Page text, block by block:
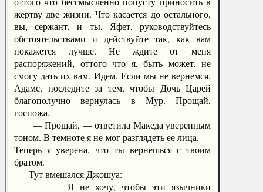
жертву две жизни. Что касается до остального,
вы, сержант, и ты, Яфет, руководствуйтесь
обстоятельствами и действуйте так, как вам
покажется лучше. Не ждите от меня
распоряжений, оттого что я, быть может, не
смогу дать их вам. Идем. Если мы не вернемся,
Адамс, последите за тем, чтобы Дочь Царей
благополучно вернулась в Мур. Прощай,
госпожа.
— Прощай, — ответила Македа уверенным
тоном. В темноте я не мог разглядеть ее лица. —
Теперь я уверена, что ты вернешься с твоим
братом.
Тут вмешался Джошуа:
— Я не хочу, чтобы эти язычники